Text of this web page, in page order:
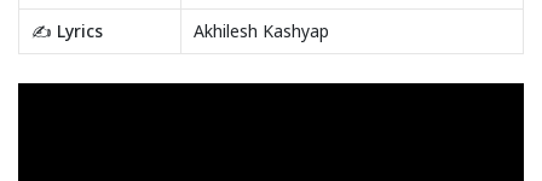
✍️ Lyrics
Akhilesh Kashyap